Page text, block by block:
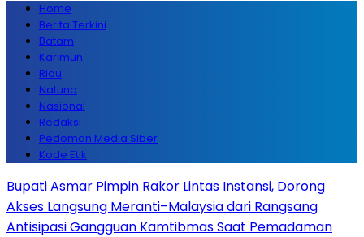
Home
Berita Terkini
Batam
Karimun
Riau
Natuna
Nasional
Redaksi
Pedoman Media Siber
Kode Etik
Bupati Asmar Pimpin Rakor Lintas Instansi, Dorong
Akses Langsung Meranti–Malaysia dari Rangsang
Antisipasi Gangguan Kamtibmas Saat Pemadaman